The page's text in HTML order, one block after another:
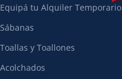
Equipá tu Alquiler Temporario
Sábanas
Toallas y Toallones
Acolchados